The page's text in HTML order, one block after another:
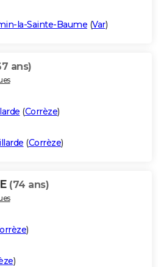
la-Sainte-Baume (Var)
ans)
(Corrèze)
(Corrèze)
(74 ans)
)
)